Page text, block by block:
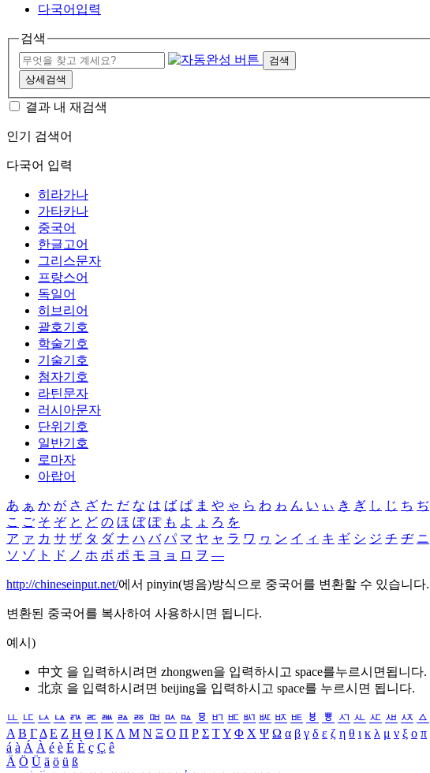
다국어입력
검색
검색
상세검색
결과 내 재검색
인기 검색어
다국어 입력
히라가나
가타카나
중국어
한글고어
그리스문자
프랑스어
독일어
히브리어
괄호기호
학술기호
기술기호
첨자기호
라틴문자
러시아문자
단위기호
일반기호
로마자
아랍어
あ ぁ か が さ ざ た だ な は ば ぱ ま や ゃ ら わ ゎ ん い ぃ き ぎ し じ ち ぢ
こ ご そ ぞ と ど の ほ ぼ ぽ も よ ょ ろ を
ア ァ カ サ ザ タ ダ ナ ハ バ パ マ ヤ ャ ラ ワ ヮ ン イ ィ キ ギ シ ジ チ ヂ ニ
ソ ゾ ト ド ノ ホ ボ ポ モ ヨ ョ ロ ヲ ―
http://chineseinput.net/에서 pinyin(병음)방식으로 중국어를 변환할 수 있습니다.
변환된 중국어를 복사하여 사용하시면 됩니다.
예시)
中文 을 입력하시려면 zhongwen을 입력하시고 space를누르시면됩니다.
北京 을 입력하시려면 beijing을 입력하시고 space를 누르시면 됩니다.
ㅥ ㅦ ㅧ ㅨ ㅩ ㅪ ㅫ ㅬ ㅭ ㅮ ㅯ ㅰ ㅱ ㅲ ㅳ ㅴ ㅵ ㅶ ㅷ ㅸ ㅹ ㅺ ㅻ ㅼ ㅽ ㅾ ㅿ
Α Β ΓΔ Ε Ζ Η Θ Ι ΚΛ Μ Ν Ξ Ο Π Ρ Σ ΤΥ Φ Χ Ψ Ω α β γ δ ε ζ η θ ι κ λ μ ν ξ ο π
á à Á À é è É È ç Ç ê
Ä Ö Ü ä ö ü ß